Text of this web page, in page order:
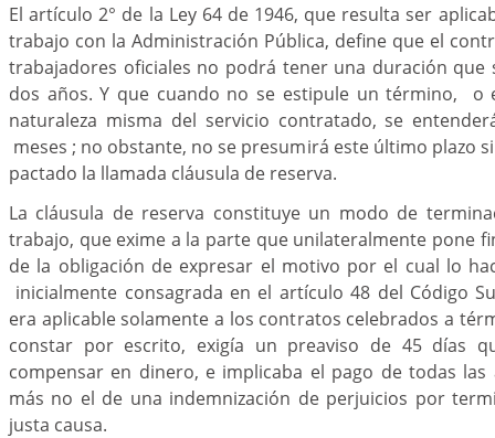
El artículo 2° de la Ley 64 de 1946, que resulta ser
trabajo con la Administración Pública, define que el
trabajadores oficiales no podrá tener una duración
dos años. Y que cuando no se estipule un término, o
naturaleza misma del servicio contratado, se
meses ; no obstante, no se presumirá este último plazo
pactado la llamada cláusula de reserva.
La cláusula de reserva constituye un modo de
trabajo, que exime a la parte que unilateralmente pone
de la obligación de expresar el motivo por el cual lo
inicialmente consagrada en el artículo 48 del Código
era aplicable solamente a los contratos celebrados a
constar por escrito, exigía un preaviso de 45 días
compensar en dinero, e implicaba el pago de todas las
más no el de una indemnización de perjuicios por
justa causa.